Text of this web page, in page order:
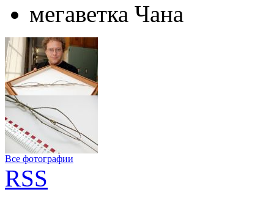
мегаветка Чана
Все фотографии
RSS